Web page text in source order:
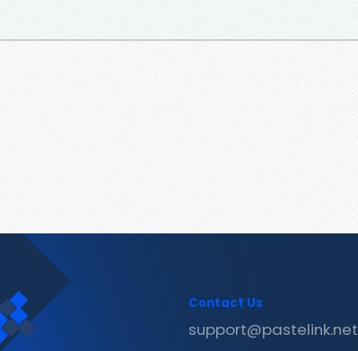
Contact Us
support@pastelink.net